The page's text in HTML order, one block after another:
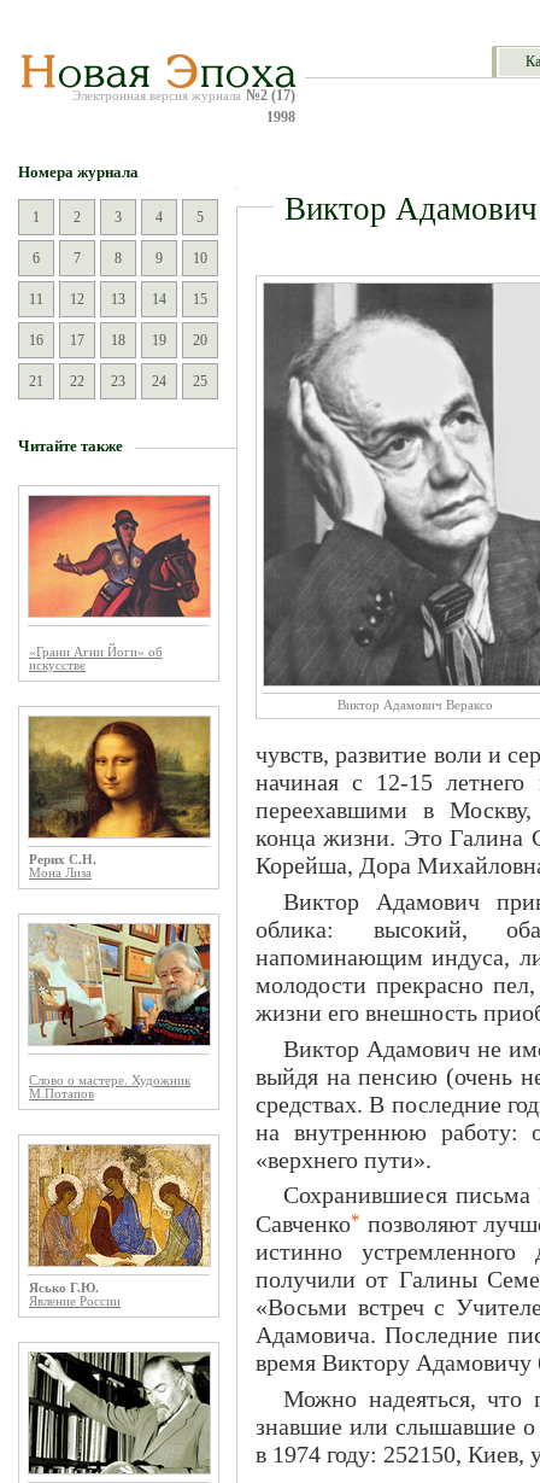
Электронная версия журнала №2 (17)
1998
Номера журнала
1 2 3 4 5
6 7 8 9 10
11 12 13 14 15
16 17 18 19 20
21 22 23 24 25
Читайте также
«Грани Агни Йоги» об
искусстве
Рерих С.Н.
Мона Лиза
Слово о мастере. Художник
М.Потапов
Ясько Г.Ю.
Явление России
Виктор
Виктор Адамович Вераксо
чувств, развитие воли и
начиная с 12-15 летнего
переехавшими в
конца жизни. Это Галина
Корейша, Дора
Виктор Адамович
облика: высокий,
напоминающим индуса,
молодости прекрасно
жизни его внешность
Виктор Адамович не
выйдя на пенсию (очень
средствах. В последние
на внутреннюю работу:
«верхнего пути».
Сохранившиеся
Савченко* позволяют
истинно
получили от Галины
«Восьми встреч с
Адамовича. Последние
время Виктору Адамовичу
Можно надеяться, что
знавшие или слышавшие о
в 1974 году: 252150, Киев,